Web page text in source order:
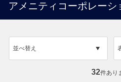
アメニティコーポレーシ
並べ替え
32件あり